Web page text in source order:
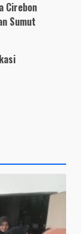
Cirebon
Sumut